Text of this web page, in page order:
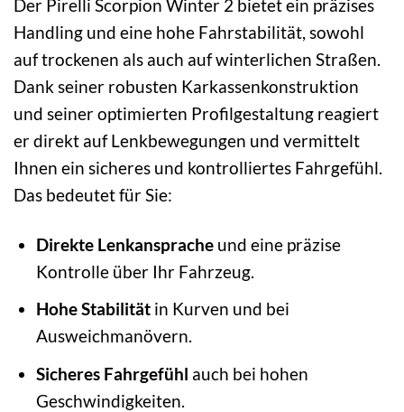
Der Pirelli Scorpion Winter 2 bietet ein präzises
Handling und eine hohe Fahrstabilität, sowohl
auf trockenen als auch auf winterlichen Straßen.
Dank seiner robusten Karkassenkonstruktion
und seiner optimierten Profilgestaltung reagiert
er direkt auf Lenkbewegungen und vermittelt
Ihnen ein sicheres und kontrolliertes Fahrgefühl.
Das bedeutet für Sie:
Direkte Lenkanspracheund eine präzise
Kontrolle über Ihr Fahrzeug.
Hohe Stabilitätin Kurven und bei
Ausweichmanövern.
Sicheres Fahrgefühl auch bei hohen
Geschwindigkeiten.